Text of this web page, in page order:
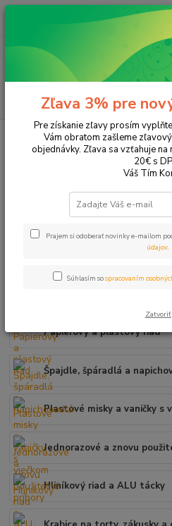
Párty, oslavy a gastro
/jednorazovy-
Vyberte si jednorazový riad a
servírovanie, balenie a prenos
papierové poháre a taniere, príbory,
hliníkový riad, slamky, špajdle aj
Papierový a plastový riad
Špajdle, špáradlá a
Plastové misky a vaničky s
Jednorazové a znovu
Hliníkový riad a ALU tácky
Zľava 3% pre
Pre získanie zľavy prosím
Vám obratom zašleme
objednávky. Zľava sa vzťahuje
20€ s
Váš Tím
Prajem si odoberať novinky e-mailom
údajov.
Súhlasím sospracovaním
Zatvoriť